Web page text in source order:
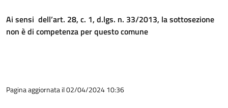
Ai sensi dell’art. 28, c. 1, d.lgs. n. 33/2013, la sottosezione
non è di competenza per questo comune
Pagina aggiornata il 02/04/2024 10:36